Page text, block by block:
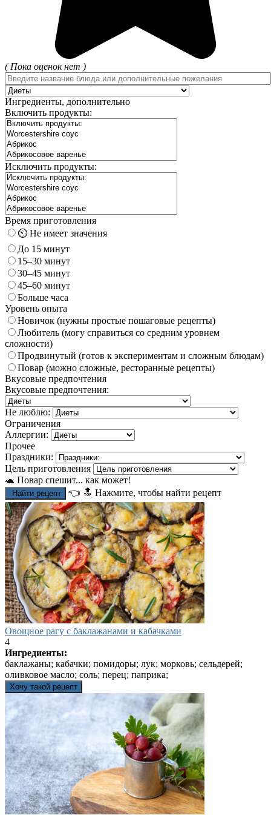
( Пока оценок нет )
Ингредиенты, дополнительно
Включить продукты:
Исключить продукты:
Время приготовления
⏲️ Не имеет значения
До 15 минут
15–30 минут
30–45 минут
45–60 минут
Больше часа
Уровень опыта
Новичок (нужны простые пошаговые рецепты)
Любитель (могу справиться со средним уровнем
сложности)
Продвинутый (готов к экспериментам и сложным блюдам)
Повар (можно сложные, ресторанные рецепты)
Вкусовые предпочтения
Вкусовые предпочтения:
Не люблю:
Ограничения
Аллергии:
Прочее
Праздники:
Цель приготовления
🐢 Повар спешит... как может!
Найти рецепт 👈 🔝 Нажмите, чтобы найти рецепт
Овощное рагу с баклажанами и кабачками
4
Ингредиенты:
баклажаны; кабачки; помидоры; лук; морковь; сельдерей;
оливковое масло; соль; перец; паприка;
Хочу такой рецепт